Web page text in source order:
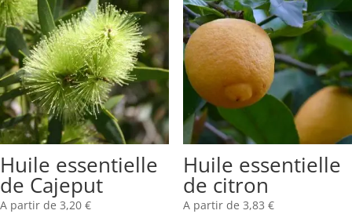
Huile essentielle
de Cajeput
A partir de 3,20 €
Huile essentielle
de citron
A partir de 3,83 €